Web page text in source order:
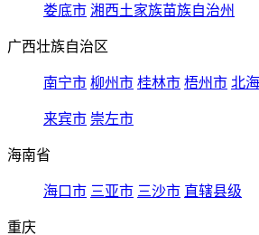
娄底市 湘西土家族苗族自治州
广西壮族自治区
南宁市 柳州市 桂林市 梧州市 北
来宾市 崇左市
海南省
海口市 三亚市 三沙市 直辖县级
重庆